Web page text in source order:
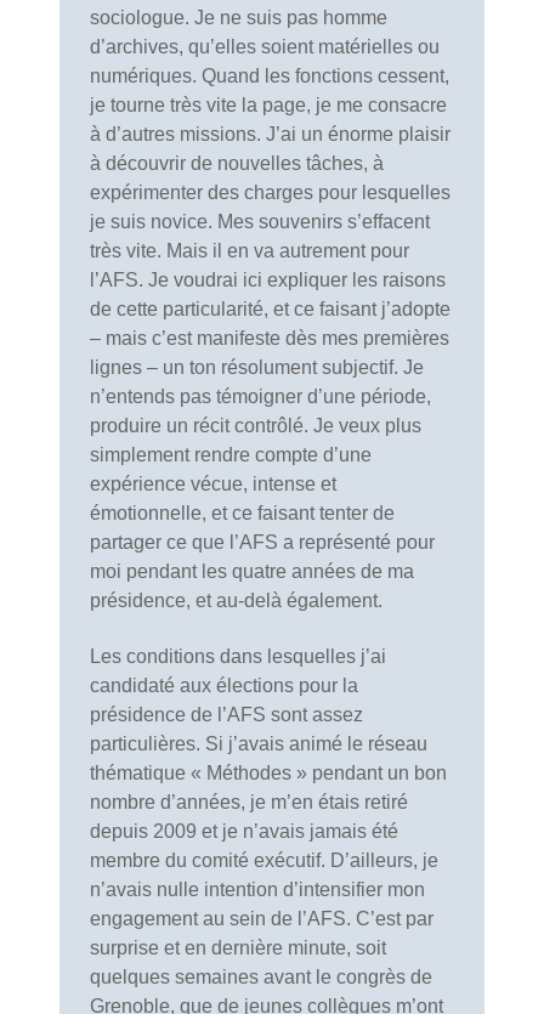
sociologue. Je ne suis pas homme
d’archives, qu’elles soient matérielles ou
numériques. Quand les fonctions cessent,
je tourne très vite la page, je me consacre
à d’autres missions. J’ai un énorme plaisir
à découvrir de nouvelles tâches, à
expérimenter des charges pour lesquelles
je suis novice. Mes souvenirs s’effacent
très vite. Mais il en va autrement pour
l’AFS. Je voudrai ici expliquer les raisons
de cette particularité, et ce faisant j’adopte
– mais c’est manifeste dès mes premières
lignes – un ton résolument subjectif. Je
n’entends pas témoigner d’une période,
produire un récit contrôlé. Je veux plus
simplement rendre compte d’une
expérience vécue, intense et
émotionnelle, et ce faisant tenter de
partager ce que l’AFS a représenté pour
moi pendant les quatre années de ma
présidence, et au-delà également.
Les conditions dans lesquelles j’ai
candidaté aux élections pour la
présidence de l’AFS sont assez
particulières. Si j’avais animé le réseau
thématique « Méthodes » pendant un bon
nombre d’années, je m’en étais retiré
depuis 2009 et je n’avais jamais été
membre du comité exécutif. D’ailleurs, je
n’avais nulle intention d’intensifier mon
engagement au sein de l’AFS. C’est par
surprise et en dernière minute, soit
quelques semaines avant le congrès de
Grenoble, que de jeunes collègues m’ont